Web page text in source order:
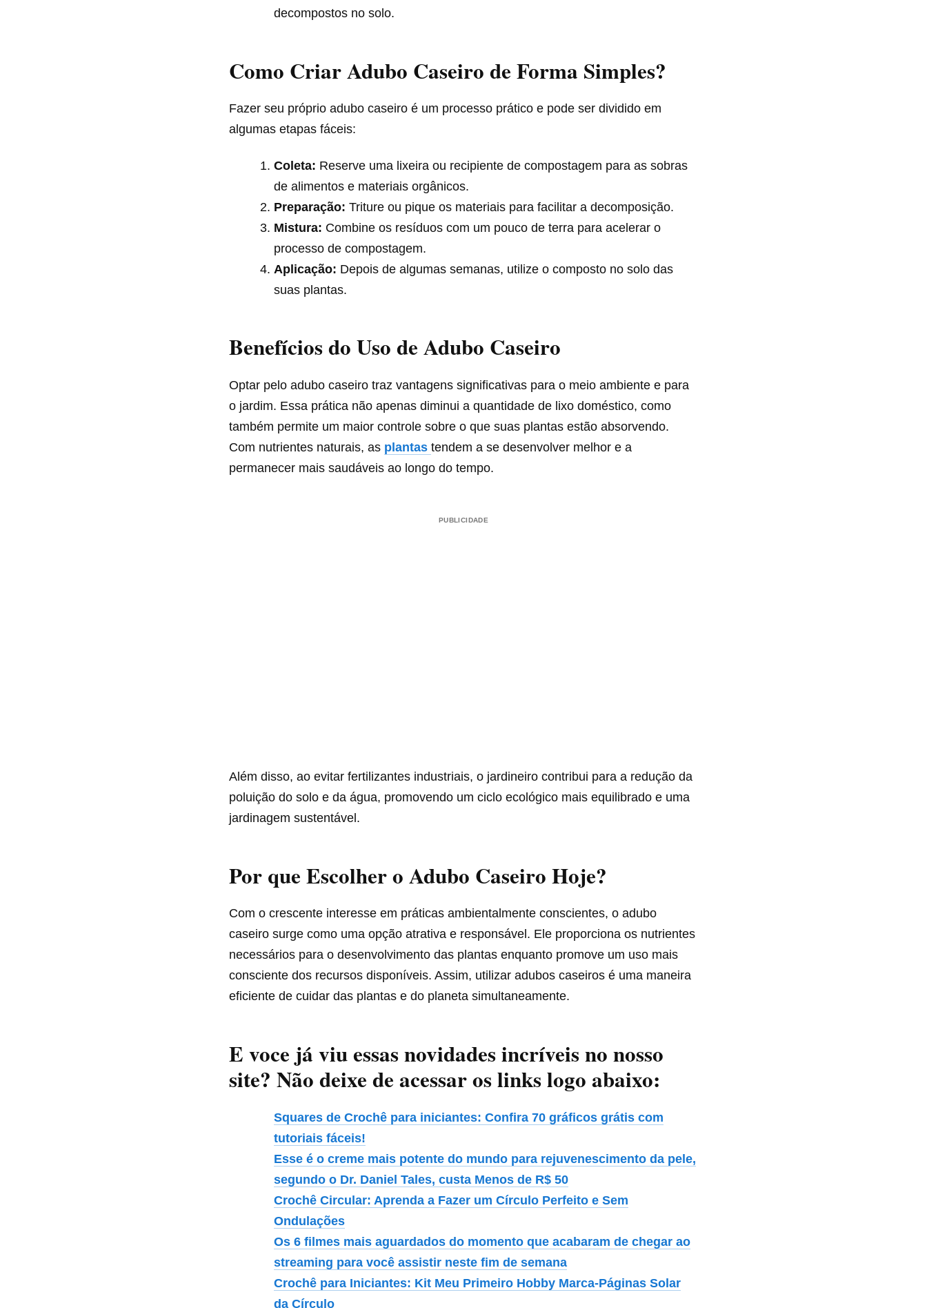
decompostos no solo.
Como Criar Adubo Caseiro de Forma Simples?
Fazer seu próprio adubo caseiro é um processo prático e pode ser dividido em
algumas etapas fáceis:
Coleta: Reserve uma lixeira ou recipiente de compostagem para as sobras
de alimentos e materiais orgânicos.
Preparação: Triture ou pique os materiais para facilitar a decomposição.
Mistura: Combine os resíduos com um pouco de terra para acelerar o
processo de compostagem.
Aplicação: Depois de algumas semanas, utilize o composto no solo das
suas plantas.
Benefícios do Uso de Adubo Caseiro
Optar pelo adubo caseiro traz vantagens significativas para o meio ambiente e para
o jardim. Essa prática não apenas diminui a quantidade de lixo doméstico, como
também permite um maior controle sobre o que suas plantas estão absorvendo.
Com nutrientes naturais, as plantas tendem a se desenvolver melhor e a
permanecer mais saudáveis ao longo do tempo.
PUBLICIDADE
Além disso, ao evitar fertilizantes industriais, o jardineiro contribui para a redução da
poluição do solo e da água, promovendo um ciclo ecológico mais equilibrado e uma
jardinagem sustentável.
Por que Escolher o Adubo Caseiro Hoje?
Com o crescente interesse em práticas ambientalmente conscientes, o adubo
caseiro surge como uma opção atrativa e responsável. Ele proporciona os nutrientes
necessários para o desenvolvimento das plantas enquanto promove um uso mais
consciente dos recursos disponíveis. Assim, utilizar adubos caseiros é uma maneira
eficiente de cuidar das plantas e do planeta simultaneamente.
E voce já viu essas novidades incríveis no nosso
site? Não deixe de acessar os links logo abaixo:
Squares de Crochê para iniciantes: Confira 70 gráficos grátis com
tutoriais fáceis!
Esse é o creme mais potente do mundo para rejuvenescimento da pele,
segundo o Dr. Daniel Tales, custa Menos de R$ 50
Crochê Circular: Aprenda a Fazer um Círculo Perfeito e Sem
Ondulações
Os 6 filmes mais aguardados do momento que acabaram de chegar ao
streaming para você assistir neste fim de semana
Crochê para Iniciantes: Kit Meu Primeiro Hobby Marca-Páginas Solar
da Círculo